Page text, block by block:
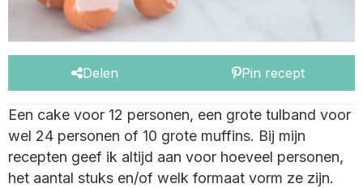
Delen Pin recept
Een cake voor 12 personen, een grote tulband voor
wel 24 personen of 10 grote muffins. Bij mijn
recepten geef ik altijd aan voor hoeveel personen,
het aantal stuks en/of welk formaat vorm ze zijn.